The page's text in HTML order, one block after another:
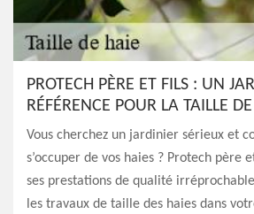
PROTECH PÈRE ET FILS : UN
RÉFÉRENCE POUR LA TAILLE
Vous cherchez un jardinier sérieux et
s’occuper de vos haies ? Protech père
ses prestations de qualité
les travaux de taille des haies dans